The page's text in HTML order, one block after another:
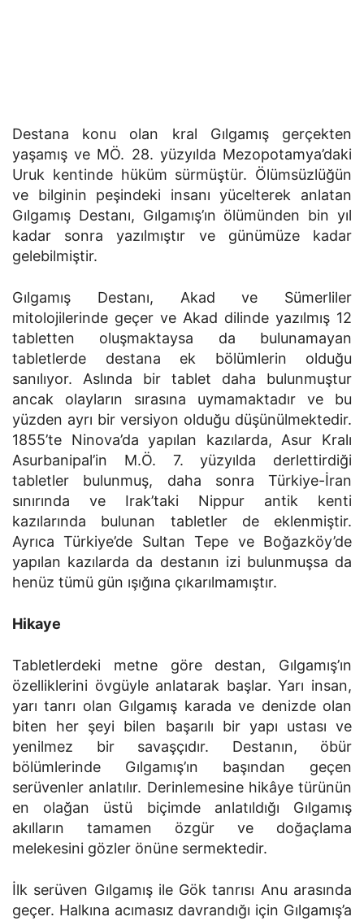
Destana konu olan kral Gılgamış gerçekten
yaşamış ve MÖ. 28. yüzyılda Mezopotamya’daki
Uruk kentinde hüküm sürmüştür. Ölümsüzlüğün
ve bilginin peşindeki insanı yücelterek anlatan
Gılgamış Destanı, Gılgamış’ın ölümünden bin yıl
kadar sonra yazılmıştır ve günümüze kadar
gelebilmiştir.
Gılgamış Destanı, Akad ve Sümerliler
mitolojilerinde geçer ve Akad dilinde yazılmış 12
tabletten oluşmaktaysa da bulunamayan
tabletlerde destana ek bölümlerin olduğu
sanılıyor. Aslında bir tablet daha bulunmuştur
ancak olayların sırasına uymamaktadır ve bu
yüzden ayrı bir versiyon olduğu düşünülmektedir.
1855’te Ninova’da yapılan kazılarda, Asur Kralı
Asurbanipal’in M.Ö. 7. yüzyılda derlettirdiği
tabletler bulunmuş, daha sonra Türkiye-İran
sınırında ve Irak’taki Nippur antik kenti
kazılarında bulunan tabletler de eklenmiştir.
Ayrıca Türkiye’de Sultan Tepe ve Boğazköy’de
yapılan kazılarda da destanın izi bulunmuşsa da
henüz tümü gün ışığına çıkarılmamıştır.
Hikaye
Tabletlerdeki metne göre destan, Gılgamış’ın
özelliklerini övgüyle anlatarak başlar. Yarı insan,
yarı tanrı olan Gılgamış karada ve denizde olan
biten her şeyi bilen başarılı bir yapı ustası ve
yenilmez bir savaşçıdır. Destanın, öbür
bölümlerinde Gılgamış’ın başından geçen
serüvenler anlatılır. Derinlemesine hikâye türünün
en olağan üstü biçimde anlatıldığı Gılgamış
akılların tamamen özgür ve doğaçlama
melekesini gözler önüne sermektedir.
İlk serüven Gılgamış ile Gök tanrısı Anu arasında
geçer. Halkına acımasız davrandığı için Gılgamış’a